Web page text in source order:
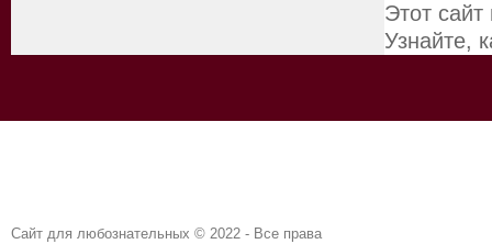
Этот
Узнайте,
Сайт для любознательных © 2022 - Все права